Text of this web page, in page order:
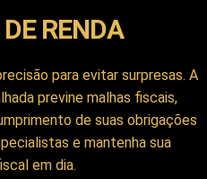
RENDA
para evitar surpresas. A
previne malhas fiscais,
de suas obrigações
e mantenha sua
em dia.